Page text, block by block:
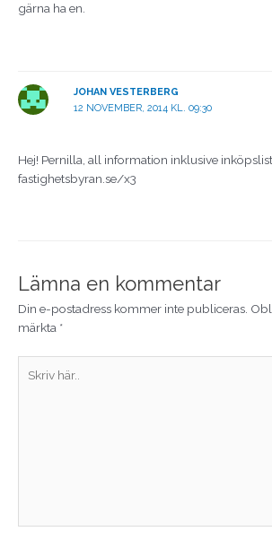
gärna ha en.
JOHAN VESTERBERG
12 NOVEMBER, 2014 KL. 09:30
Hej! Pernilla, all information inklusive
fastighetsbyran.se/x3
Lämna en kommentar
Din e-postadress kommer inte publiceras.
märkta *
här..